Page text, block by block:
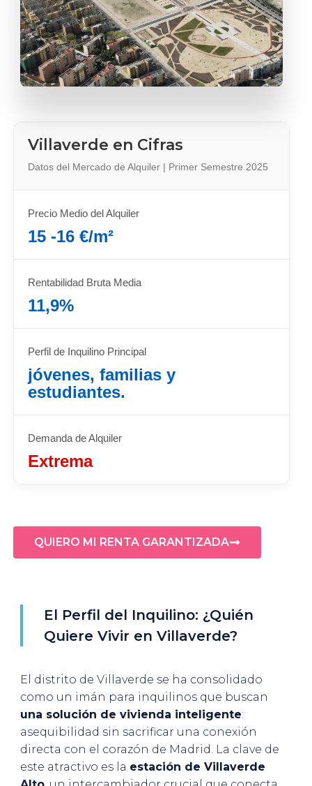
Villaverde en Cifras
Datos del Mercado de Alquiler | Primer Semestre 2025
Precio Medio del Alquiler
15 -16 €/m²
Rentabilidad Bruta Media
11,9%
Perfil de Inquilino Principal
jóvenes, familias y
estudiantes.
Demanda de Alquiler
Extrema
QUIERO MI RENTA GARANTIZADA
El Perfil del Inquilino: ¿Quién
Quiere Vivir en Villaverde?
El distrito de Villaverde se ha consolidado
como un imán para inquilinos que buscan
una solución de vivienda inteligente:
asequibilidad sin sacrificar una conexión
directa con el corazón de Madrid. La clave de
este atractivo es la estación de Villaverde